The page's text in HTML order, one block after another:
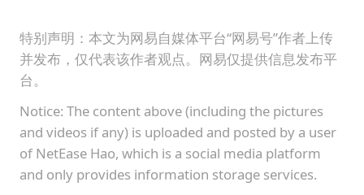
特别声明：本文为网易自媒体平台“网易号”作者上传
并发布，仅代表该作者观点。网易仅提供信息发布平
台。
Notice: The content above (including the pictures
and videos if any) is uploaded and posted by a user
of NetEase Hao, which is a social media platform
and only provides information storage services.